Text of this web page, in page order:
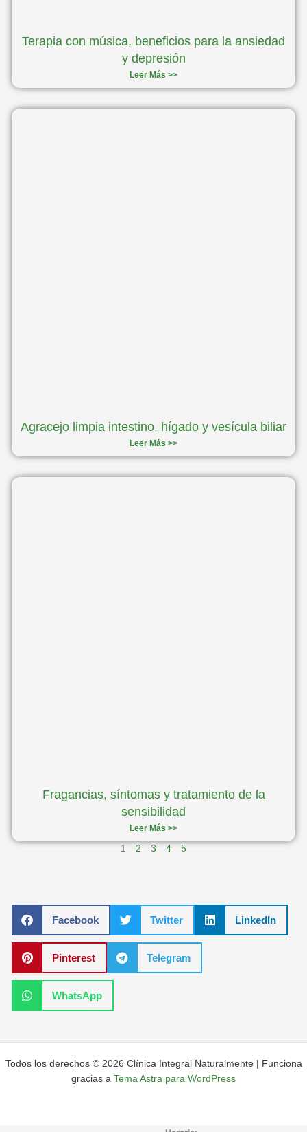
Terapia con música, beneficios para la ansiedad
y depresión
Leer Más >>
Agracejo limpia intestino, hígado y vesícula biliar
Leer Más >>
Fragancias, síntomas y tratamiento de la
sensibilidad
Leer Más >>
1 2 3 4 5
Facebook Twitter LinkedIn
Pinterest Telegram
WhatsApp
Todos los derechos © 2026 Clínica Integral Naturalmente | Funciona
gracias a Tema Astra para WordPress